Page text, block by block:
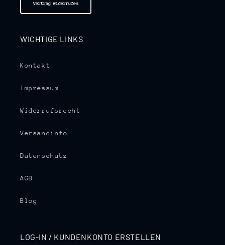
Vertrag widerrufen
WICHTIGE LINKS
Kontakt
Impressum
Widerrufsrecht
Versandinfo
Datenschutz
AGB
Blog
LOG-IN / KUNDENKONTO ERSTELLEN